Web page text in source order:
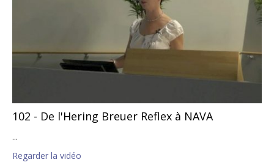
102 - De l'Hering Breuer Reflex à NAVA
...
Regarder la vidéo